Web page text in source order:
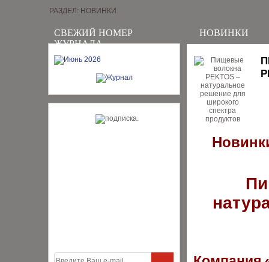
СВЕЖИЙ НОМЕР
ЖУРНАЛА
РАЗДЕЛ: НОВИНКИ
НОВИНКИ